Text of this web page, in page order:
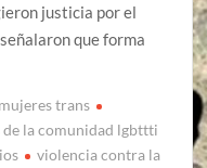
justicia por el
que forma
trans
la comunidad lgbttti
violencia contra la